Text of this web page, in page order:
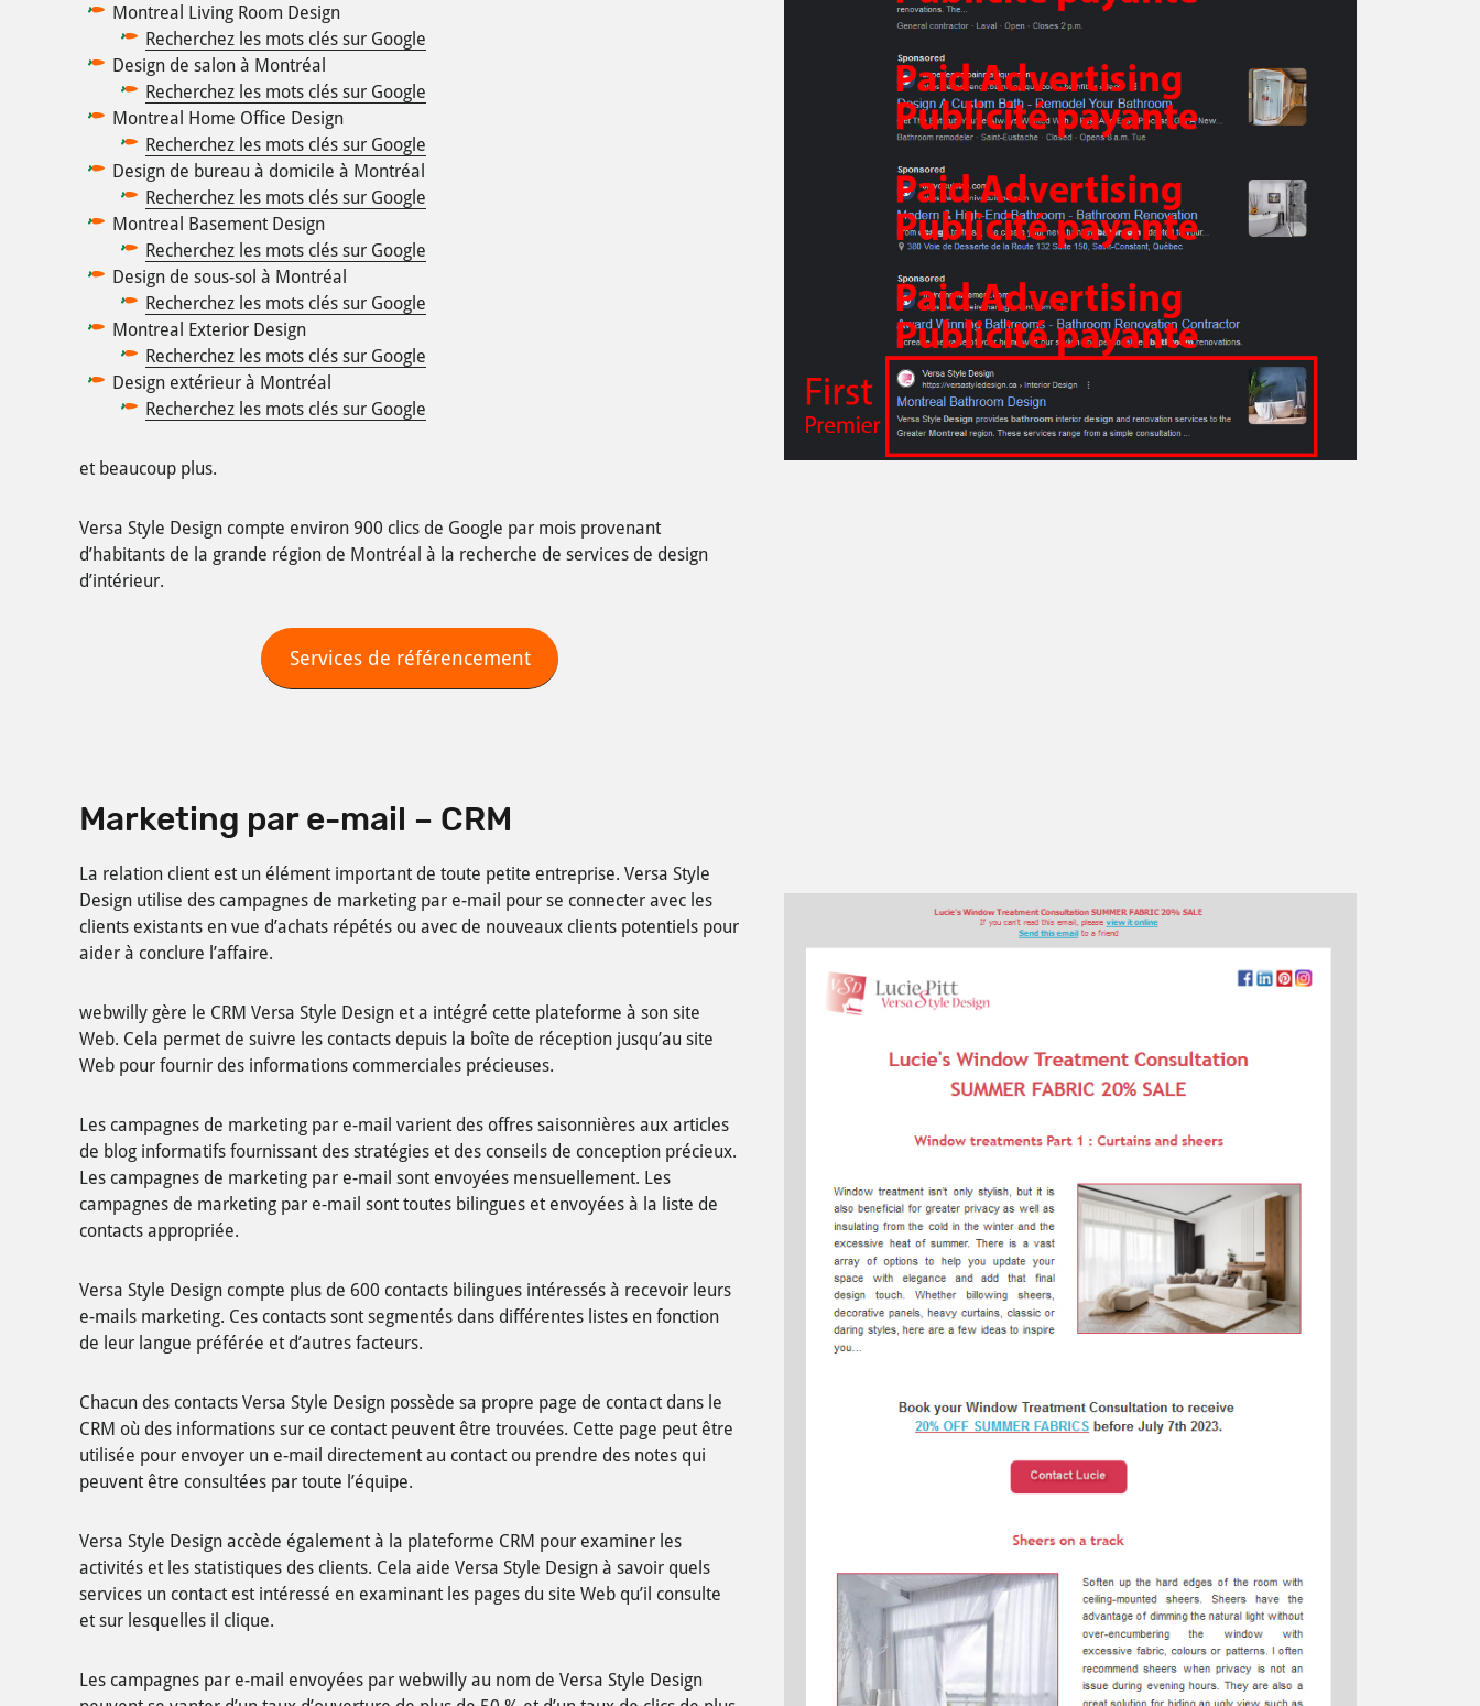
Montreal Living Room Design
Recherchez les mots clés sur Google
Design de salon à Montréal
Recherchez les mots clés sur Google
Montreal Home Office Design
Recherchez les mots clés sur Google
Design de bureau à domicile à Montréal
Recherchez les mots clés sur Google
Montreal Basement Design
Recherchez les mots clés sur Google
Design de sous-sol à Montréal
Recherchez les mots clés sur Google
Montreal Exterior Design
Recherchez les mots clés sur Google
Design extérieur à Montréal
Recherchez les mots clés sur Google
et beaucoup plus.
Versa Style Design compte environ 900 clics de Google par mois provenant
d’habitants de la grande région de Montréal à la recherche de services de design
d’intérieur.
Services de référencement
Marketing par e-mail – CRM
La relation client est un élément important de toute petite entreprise. Versa Style
Design utilise des campagnes de marketing par e-mail pour se connecter avec les
clients existants en vue d’achats répétés ou avec de nouveaux clients potentiels pour
aider à conclure l’affaire.
webwilly gère le CRM Versa Style Design et a intégré cette plateforme à son site
Web. Cela permet de suivre les contacts depuis la boîte de réception jusqu’au site
Web pour fournir des informations commerciales précieuses.
Les campagnes de marketing par e-mail varient des offres saisonnières aux articles
de blog informatifs fournissant des stratégies et des conseils de conception précieux.
Les campagnes de marketing par e-mail sont envoyées mensuellement. Les
campagnes de marketing par e-mail sont toutes bilingues et envoyées à la liste de
contacts appropriée.
Versa Style Design compte plus de 600 contacts bilingues intéressés à recevoir leurs
e-mails marketing. Ces contacts sont segmentés dans différentes listes en fonction
de leur langue préférée et d’autres facteurs.
Chacun des contacts Versa Style Design possède sa propre page de contact dans le
CRM où des informations sur ce contact peuvent être trouvées. Cette page peut être
utilisée pour envoyer un e-mail directement au contact ou prendre des notes qui
peuvent être consultées par toute l’équipe.
Versa Style Design accède également à la plateforme CRM pour examiner les
activités et les statistiques des clients. Cela aide Versa Style Design à savoir quels
services un contact est intéressé en examinant les pages du site Web qu’il consulte
et sur lesquelles il clique.
Les campagnes par e-mail envoyées par webwilly au nom de Versa Style Design